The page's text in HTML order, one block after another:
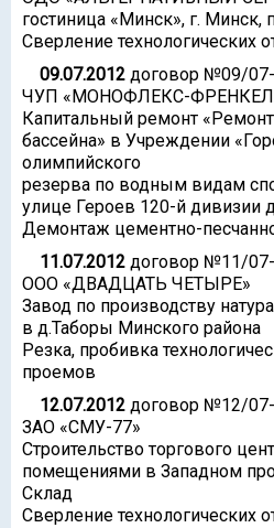
гостиница «Минск», г. Минск,
Сверление технологических
09.07.2012 договор №09/
ЧУП «МОНОФЛЕКС-
Капитальный ремонт
бассейна» в Учреждении
олимпийского
резерва по водным видам
улице Героев 120-й дивизии
Демонтаж цементно-
11.07.2012 договор №11/
ООО «ДВАДЦАТЬ ЧЕТЫРЕ»
Завод по производству
в д.Таборы Минского района
Резка, пробивка
проемов
12.07.2012 договор №12/
ЗАО «СМУ-77»
Строительство торгового
помещениями в Западном
Склад
Сверление технологических